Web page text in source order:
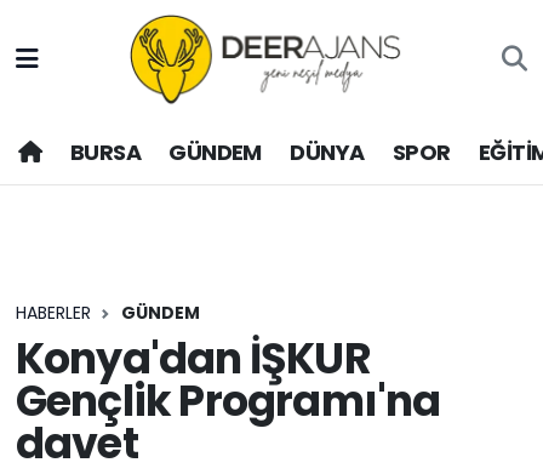
BURSA GÜNDEM DÜNYA SPOR
HABERLER GÜNDEM
Konya'dan İŞKUR
Gençlik Programı'na
davet
Hava Durumu
Trafik Durumu
Son Dakika Haberleri
Haber Arşivi